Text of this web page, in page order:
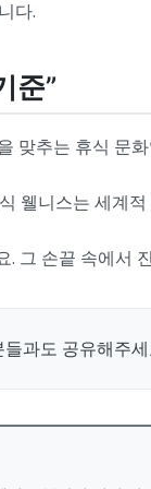
다.
준”
맞추는 휴식 문
웰니스는 세계
그 손끝 속에서
과도 공유해주세